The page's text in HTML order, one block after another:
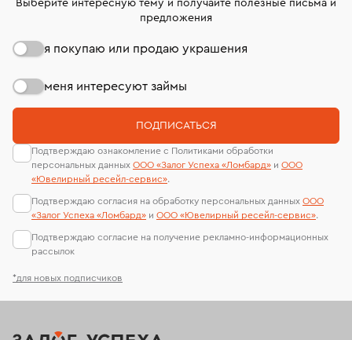
*для новых подписчиков
Выберите интересную тему и получайте полезные письма и
предложения
я покупаю или продаю украшения
меня интересуют займы
ПОДПИСАТЬСЯ
Подтверждаю ознакомление с Политиками обработки
персональных данных ООО «Залог Успеха «Ломбард» и ООО
«Ювелирный ресейл-сервиc».
Подтверждаю согласия на обработку персональных данных ООО
«Залог Успеха «Ломбард» и ООО «Ювелирный ресейл-сервиc».
Подтверждаю согласие на получение рекламно-информационных
рассылок